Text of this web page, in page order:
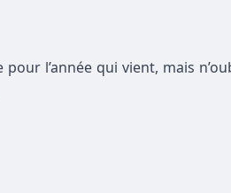
l’année qui vient, mais